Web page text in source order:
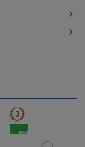
NEW